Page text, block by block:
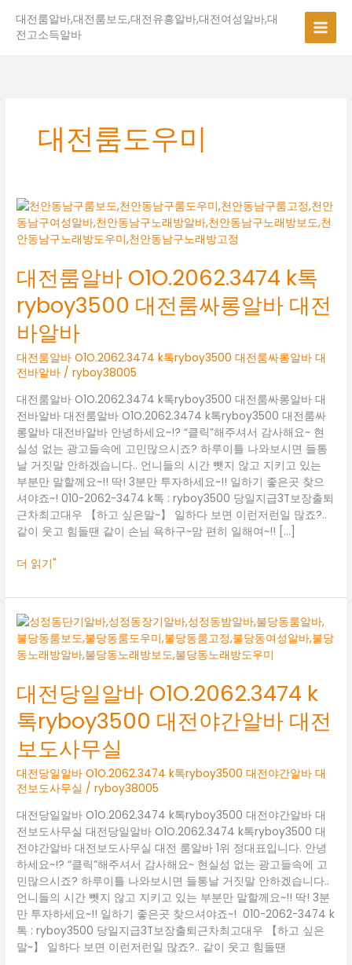
대전룸알바,대전룸보도,대전유흥알바,대전여성알바,대
전고소득알바
대전룸도우미
대전룸알바 O1O.2062.3474 k톡
ryboy3500 대전룸싸롱알바 대전
바알바
대전룸알바 O1O.2062.3474 k톡ryboy3500 대전룸싸롱알바 대
전바알바 /ryboy38005
대전룸알바 O1O.2062.3474 k톡ryboy3500 대전룸싸롱알바 대
전바알바 대전룸알바 O1O.2062.3474 k톡ryboy3500 대전룸싸
롱알바 대전바알바 안녕하세요~!? “클릭”해주셔서 감사해요~ 현
실성 없는 광고들속에 고민많으시죠? 하루이틀 나와보시면 들통
날 거짓말 안하겠습니다.. 언니들의 시간 뺏지 않고 지키고 있는
부분만 말할께요~!! 딱! 3분만 투자하세요~!! 일하기 좋은곳 찾으
셔야죠~! 010-2062-3474 k톡 : ryboy3500 당일지급3T보장출퇴
근차최고대우 【하고 싶은말~】 일하다 보면 이런저런일 많죠?..
같이 웃고 힘들땐 같이 손님 욕하구~맘 편히 일해여~!! […]
대
전
룸
바
O1O.2062.3474
k
톡
ryboy3500
대
전
싸
롱
알
바
대
전
바
알
바
더 읽기"
대전당일알바 O1O.2062.3474 k
톡ryboy3500 대전야간알바 대전
보도사무실
대전당일알바 O1O.2062.3474 k톡ryboy3500 대전야간알바 대
전보도사무실 /ryboy38005
대전당일알바 O1O.2062.3474 k톡ryboy3500 대전야간알바 대
전보도사무실 대전당일알바 O1O.2062.3474 k톡ryboy3500 대
전야간알바 대전보도사무실 대전 룸알바 1위 정대표입니다. 안녕
하세요~!? “클릭”해주셔서 감사해요~ 현실성 없는 광고들속에 고
민많으시죠? 하루이틀 나와보시면 들통날 거짓말 안하겠습니다..
언니들의 시간 뺏지 않고 지키고 있는 부분만 말할께요~!! 딱! 3분
만 투자하세요~!! 일하기 좋은곳 찾으셔야죠~! 010-2062-3474 k
톡 : ryboy3500 당일지급3T보장출퇴근차최고대우 【하고 싶은
말~】 일하다 보면 이런저런일 많죠?.. 같이 웃고 힘들땐
대
전
당
알
O1O.2062.3474
톡
ryboy3500
대
야
간
알
바
대
전
보
도
사